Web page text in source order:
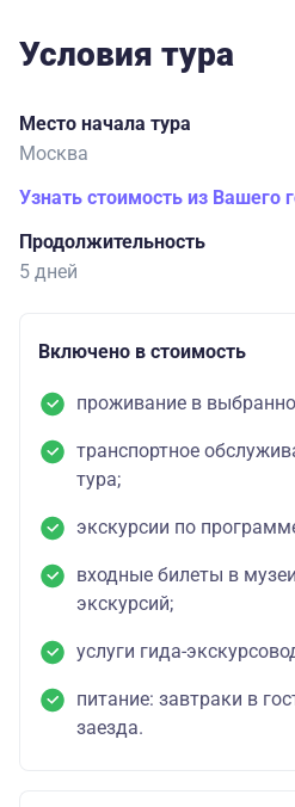
Условия тура
Место начала тура
Москва
Узнать стоимость из Вашего
Продолжительность
5 дней
Включено в стоимость
проживание в
транспортное
тура;
экскурсии по
входные билеты в
экскурсий;
услуги гида-
питание: завтраки в
заезда.